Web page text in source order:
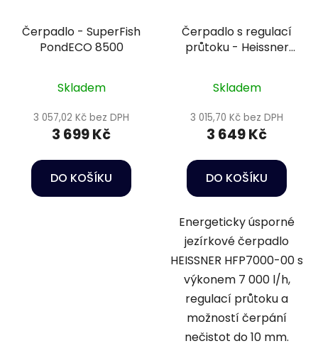
Čerpadlo - SuperFish
PondECO 8500
Skladem
3 057,02 Kč bez DPH
3 699 Kč
DO KOŠÍKU
Čerpadlo s regulací
průtoku - Heissner
Skladem
3 015,70 Kč bez DPH
3 649 Kč
DO KOŠÍKU
Energeticky úsporné
jezírkové čerpadlo
HEISSNER HFP7000-00 s
výkonem 7 000 l/h,
regulací průtoku a
možností čerpání
nečistot do 10 mm.